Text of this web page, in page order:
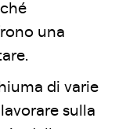
una
di varie
sulla